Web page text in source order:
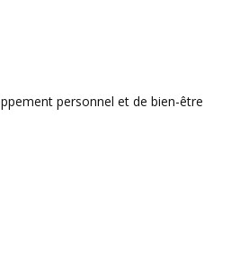
personnel et de bien-être